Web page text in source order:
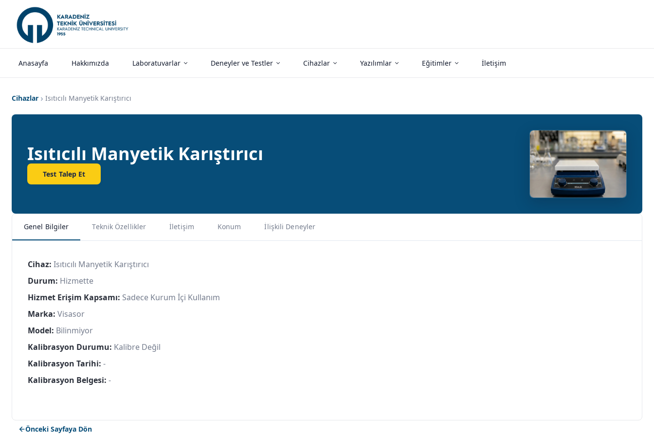
Anasayfa Hakkımızda Laboratuvarlar Deneyler ve Testler Cihazlar Yazılımlar Eğitimler İletişim
Cihazlar Isıtıcılı Manyetik Karıştırıcı
Isıtıcılı Manyetik Karıştırıcı
Test Talep Et
Genel Bilgiler Teknik Özellikler İletişim Konum İlişkili Deneyler
Cihaz: Isıtıcılı Manyetik Karıştırıcı
Durum: Hizmette
Hizmet Erişim Kapsamı: Sadece Kurum İçi Kullanım
Marka: Visasor
Model: Bilinmiyor
Kalibrasyon Durumu: Kalibre Değil
Kalibrasyon Tarihi: -
Kalibrasyon Belgesi: -
Önceki Sayfaya Dön